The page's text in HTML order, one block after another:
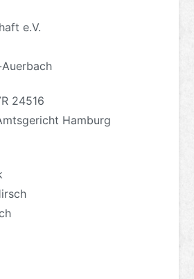
e.V.
24516
Hamburg